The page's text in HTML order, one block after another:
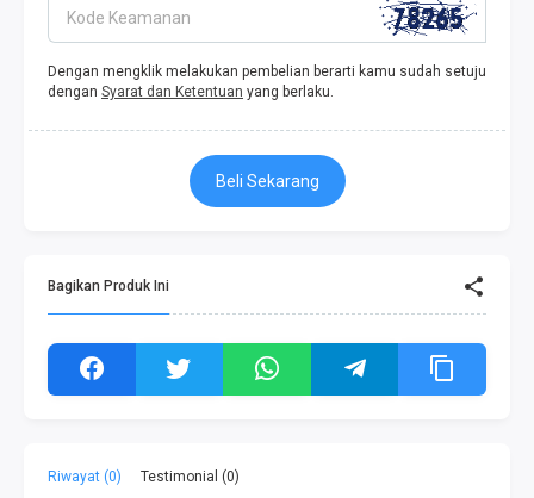
Kode Keamanan
Dengan mengklik melakukan pembelian berarti kamu sudah setuju
dengan Syarat dan Ketentuan yang berlaku.
Beli Sekarang
Bagikan Produk Ini
Riwayat (0) Testimonial (0)